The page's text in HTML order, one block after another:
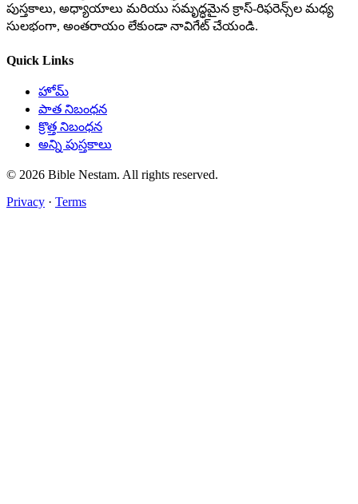
పుస్తకాలు, అధ్యాయాలు మరియు సమృద్ధమైన క్రాస్-రిఫరెన్స్‌ల మధ్య
సులభంగా, అంతరాయం లేకుండా నావిగేట్ చేయండి.
Quick Links
హోమ్
పాత నిబంధన
క్రొత్త నిబంధన
అన్ని పుస్తకాలు
© 2026 Bible Nestam. All rights reserved.
Privacy · Terms